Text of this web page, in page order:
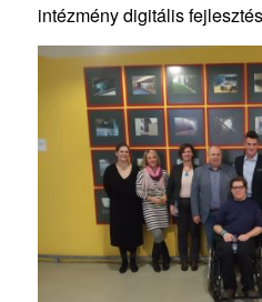
intézmény digitális